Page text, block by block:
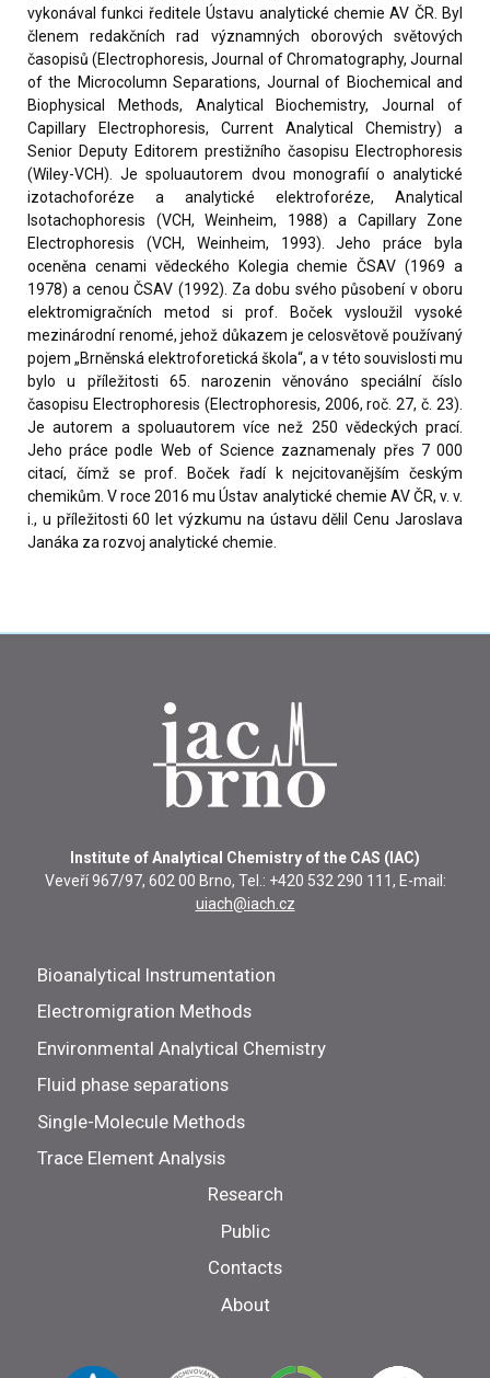
vykonával funkci ředitele Ústavu analytické chemie AV ČR. Byl
členem redakčních rad významných oborových světových
časopisů (Electrophoresis, Journal of Chromatography, Journal
of the Microcolumn Separations, Journal of Biochemical and
Biophysical Methods, Analytical Biochemistry, Journal of
Capillary Electrophoresis, Current Analytical Chemistry) a
Senior Deputy Editorem prestižního časopisu Electrophoresis
(Wiley-VCH). Je spoluautorem dvou monografií o analytické
izotachoforéze a analytické elektroforéze, Analytical
Isotachophoresis (VCH, Weinheim, 1988) a Capillary Zone
Electrophoresis (VCH, Weinheim, 1993). Jeho práce byla
oceněna cenami vědeckého Kolegia chemie ČSAV (1969 a
1978) a cenou ČSAV (1992). Za dobu svého působení v oboru
elektromigračních metod si prof. Boček vysloužil vysoké
mezinárodní renomé, jehož důkazem je celosvětově používaný
pojem „Brněnská elektroforetická škola“, a v této souvislosti mu
bylo u příležitosti 65. narozenin věnováno speciální číslo
časopisu Electrophoresis (Electrophoresis, 2006, roč. 27, č. 23).
Je autorem a spoluautorem více než 250 vědeckých prací.
Jeho práce podle Web of Science zaznamenaly přes 7 000
citací, čímž se prof. Boček řadí k nejcitovanějším českým
chemikům. V roce 2016 mu Ústav analytické chemie AV ČR, v. v.
i., u příležitosti 60 let výzkumu na ústavu dělil Cenu Jaroslava
Janáka za rozvoj analytické chemie.
Institute of Analytical Chemistry of the CAS (IAC)
Veveří 967/97, 602 00 Brno, Tel.: +420 532 290 111, E-mail:
uiach@iach.cz
Bioanalytical Instrumentation
Electromigration Methods
Environmental Analytical Chemistry
Fluid phase separations
Single-Molecule Methods
Trace Element Analysis
Research
Public
Contacts
About